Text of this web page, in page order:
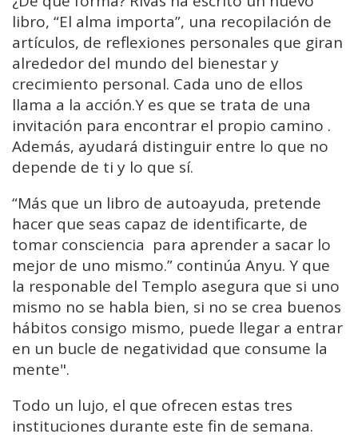
libro, “El alma importa”, una recopilación de
artículos, de reflexiones personales que giran
alrededor del mundo del bienestar y
crecimiento personal. Cada uno de ellos
llama a la acción.Y es que se trata de una
invitación para encontrar el propio camino .
Además, ayudará distinguir entre lo que no
depende de ti y lo que sí.
“Más que un libro de autoayuda, pretende
hacer que seas capaz de identificarte, de
tomar consciencia para aprender a sacar lo
mejor de uno mismo.” continúa Anyu. Y que
la responable del Templo asegura que si uno
mismo no se habla bien, si no se crea buenos
hábitos consigo mismo, puede llegar a entrar
en un bucle de negatividad que consume la
mente".
Todo un lujo, el que ofrecen estas tres
instituciones durante este fin de semana.